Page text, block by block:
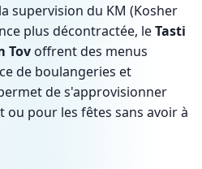
supervision du KM (Kosher
plus décontractée, leTasti
Tov offrent des menus
de boulangeries et
de s'approvisionner
pour les fêtes sans avoir à